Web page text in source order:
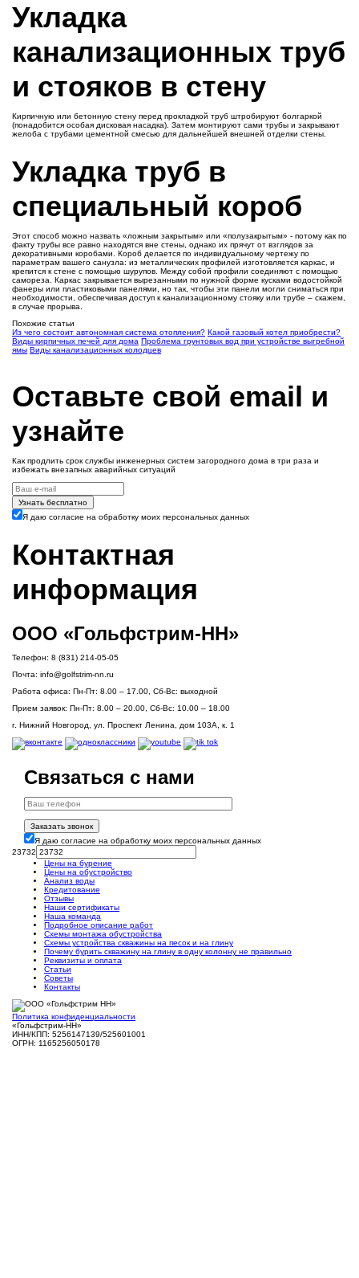
Укладка
канализационных труб
и стояков в стену
Кирпичную или бетонную стену перед прокладкой труб штробируют болгаркой
(понадобится особая дисковая насадка). Затем монтируют сами трубы и закрывают
желоба с трубами цементной смесью для дальнейшей внешней отделки стены.
Укладка труб в
специальный короб
Этот способ можно назвать «ложным закрытым» или «полузакрытым» - потому как по
факту трубы все равно находятся вне стены, однако их прячут от взглядов за
декоративными коробами. Короб делается по индивидуальному чертежу по
параметрам вашего санузла: из металлических профилей изготовляется каркас, и
крепится к стене с помощью шурупов. Между собой профили соединяют с помощью
самореза. Каркас закрывается вырезанными по нужной форме кусками водостойкой
фанеры или пластиковыми панелями, но так, чтобы эти панели могли сниматься при
необходимости, обеспечивая доступ к канализационному стояку или трубе – скажем,
в случае прорыва.
Похожие статьи
Из чего состоит автономная система отопления? Какой газовый котел приобрести?
Виды кирпичных печей для дома Проблема грунтовых вод при устройстве выгребной
ямы Виды канализационных колодцев
Оставьте свой email и
узнайте
Как продлить срок службы инженерных систем загородного дома в три раза и
избежать внезапных аварийных ситуаций
Узнать бесплатно
Я даю согласие на обработку моих персональных данных
Контактная
информация
ООО «Гольфстрим-НН»
Телефон: 8 (831) 214-05-05
Почта: info@golfstrim-nn.ru
Работа офиса: Пн-Пт: 8.00 – 17.00, Сб-Вс: выходной
Прием заявок: Пн-Пт: 8.00 – 20.00, Сб-Вс: 10.00 – 18.00
г. Нижний Новгород, ул. Проспект Ленина, дом 103А, к. 1
Связаться с нами
Заказать звонок
Я даю согласие на обработку моих персональных данных
23732
Цены на бурение
Цены на обустройство
Анализ воды
Кредитование
Отзывы
Наши сертификаты
Наша команда
Подробное описание работ
Схемы монтажа обустройства
Схемы устройства скважины на песок и на глину
Почему бурить скважину на глину в одну колонну не правильно
Реквизиты и оплата
Статьи
Советы
Контакты
Политика конфиденциальности
«Гольфстрим-НН»
ИНН/КПП: 5256147139/525601001
ОГРН: 1165256050178